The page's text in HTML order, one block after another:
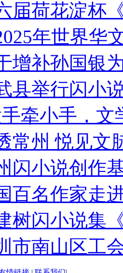
届荷花淀杯
年世界华
增补孙国银
县举行闪小
手牵小手，
常州 悦见
闪小说创作
百名作家走
树闪小说集
市南山区工